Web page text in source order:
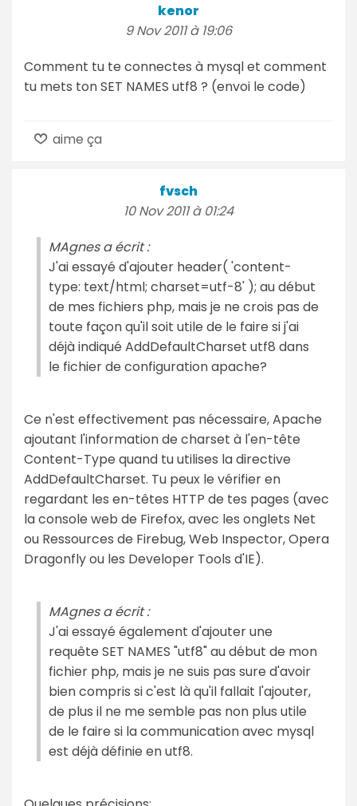
kenor
9 Nov 2011 à 19:06
Comment tu te connectes à mysql et comment
tu mets ton SET NAMES utf8 ? (envoi le code)
aime ça
fvsch
10 Nov 2011 à 01:24
MAgnes a écrit :
J'ai essayé d'ajouter header( 'content-
type: text/html; charset=utf-8' ); au début
de mes fichiers php, mais je ne crois pas de
toute façon qu'il soit utile de le faire si j'ai
déjà indiqué AddDefaultCharset utf8 dans
le fichier de configuration apache?
Ce n'est effectivement pas nécessaire, Apache
ajoutant l'information de charset à l'en-tête
Content-Type quand tu utilises la directive
AddDefaultCharset. Tu peux le vérifier en
regardant les en-têtes HTTP de tes pages (avec
la console web de Firefox, avec les onglets Net
ou Ressources de Firebug, Web Inspector, Opera
Dragonfly ou les Developer Tools d'IE).
MAgnes a écrit :
J'ai essayé également d'ajouter une
requête SET NAMES "utf8" au début de mon
fichier php, mais je ne suis pas sure d'avoir
bien compris si c'est là qu'il fallait l'ajouter,
de plus il ne me semble pas non plus utile
de le faire si la communication avec mysql
est déjà définie en utf8.